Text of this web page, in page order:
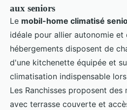
aux seniors
Le mobil-home climatisé
idéale pour allier autonomie
hébergements disposent de
d'une kitchenette équipée et
climatisation indispensable
Les Ranchisses proposent des
avec terrasse couverte et